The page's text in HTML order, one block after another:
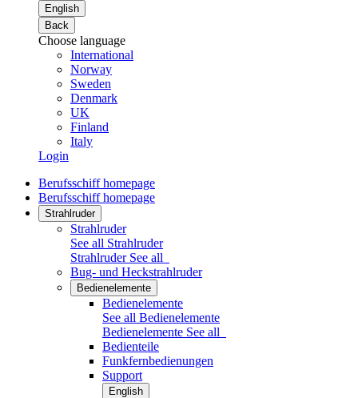
English
Back
Choose language
International
Norway
Sweden
Denmark
UK
Finland
Italy
Login
Berufsschiff homepage
Berufsschiff homepage
Strahlruder
Strahlruder
See all Strahlruder
Strahlruder See all
Bug- und Heckstrahlruder
Bedienelemente
Bedienelemente
See all Bedienelemente
Bedienelemente See all
Bedienteile
Funkfernbedienungen
Support
English